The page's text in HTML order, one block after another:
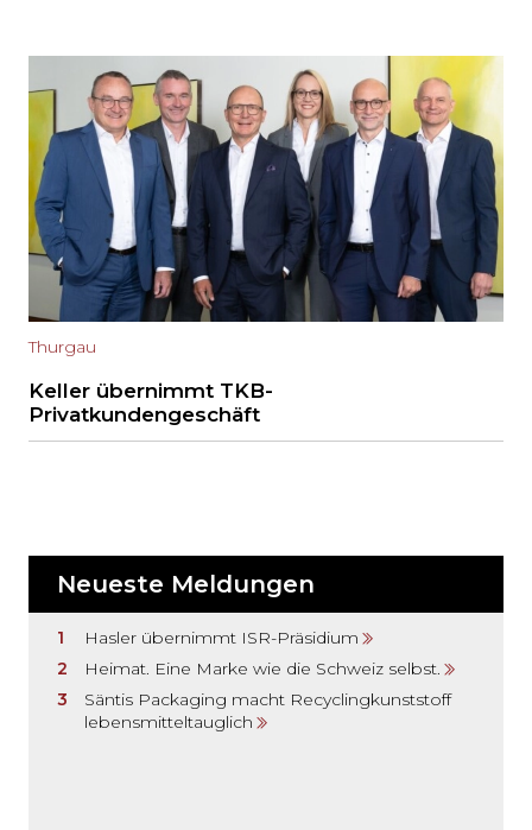
Thurgau
Keller übernimmt TKB-
Privatkundengeschäft
Neueste Meldungen
Hasler übernimmt ISR-Präsidium
Heimat. Eine Marke wie die Schweiz selbst.
Säntis Packaging macht Recyclingkunststoff
lebensmitteltauglich